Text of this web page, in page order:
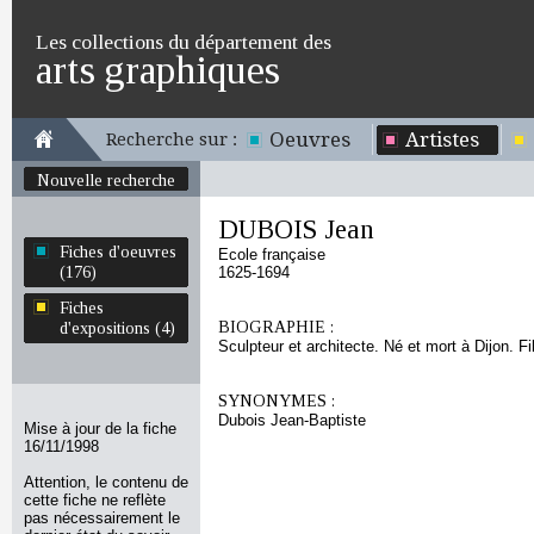
Les collections du département des
arts graphiques
Recherche sur : Oeuvres Artistes
Nouvelle recherche
Fiches d'oeuvres
(176)
Fiches
d'expositions (4)
Mise à jour de la fiche
16/11/1998
Attention, le contenu de
cette fiche ne reflète
pas nécessairement le
DUBOIS Jean
Ecole française
1625-1694
BIOGRAPHIE :
Sculpteur et architecte. Né et mort à Dijon.
SYNONYMES :
Dubois Jean-Baptiste